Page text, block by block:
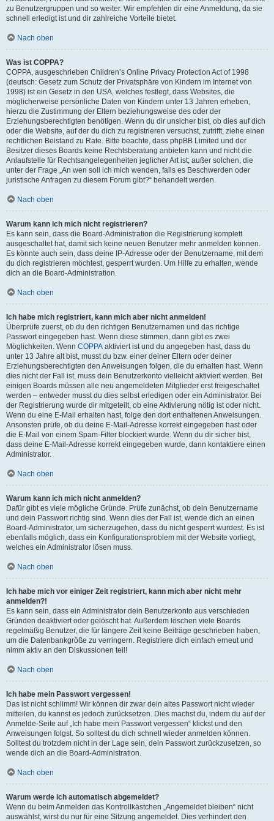
zu Benutzergruppen und so weiter. Wir empfehlen dir eine Anmeldung, da sie
schnell erledigt ist und dir zahlreiche Vorteile bietet.
Nach oben
Was ist COPPA?
COPPA, ausgeschrieben Children’s Online Privacy Protection Act of 1998
(deutsch: Gesetz zum Schutz der Privatsphäre von Kindern im Internet von
1998) ist ein Gesetz in den USA, welches festlegt, dass Websites, die
möglicherweise persönliche Daten von Kindern unter 13 Jahren erheben,
hierzu die Zustimmung der Eltern beziehungsweise des oder der
Erziehungsberechtigten benötigen. Wenn du dir unsicher bist, ob dies auf dich
oder die Website, auf der du dich zu registrieren versuchst, zutrifft, ziehe einen
rechtlichen Beistand zu Rate. Bitte beachte, dass phpBB Limited und der
Besitzer dieses Boards keine Rechtsberatung anbieten kann und nicht die
Anlaufstelle für Rechtsangelegenheiten jeglicher Art ist; außer solchen, die
unter der Frage „An wen soll ich mich wenden, falls es Beschwerden oder
juristische Anfragen zu diesem Forum gibt?“ behandelt werden.
Nach oben
Warum kann ich mich nicht registrieren?
Es kann sein, dass die Board-Administration die Registrierung komplett
ausgeschaltet hat, damit sich keine neuen Benutzer mehr anmelden können.
Es könnte auch sein, dass deine IP-Adresse oder der Benutzername, mit dem
du dich registrieren möchtest, gesperrt wurden. Um Hilfe zu erhalten, wende
dich an die Board-Administration.
Nach oben
Ich habe mich registriert, kann mich aber nicht anmelden!
Überprüfe zuerst, ob du den richtigen Benutzernamen und das richtige
Passwort eingegeben hast. Wenn diese stimmen, dann gibt es zwei
Möglichkeiten. Wenn COPPA aktiviert ist und du angegeben hast, dass du
unter 13 Jahre alt bist, musst du bzw. einer deiner Eltern oder deiner
Erziehungsberechtigten den Anweisungen folgen, die du erhalten hast. Wenn
dies nicht der Fall ist, muss dein Benutzerkonto vielleicht aktiviert werden. Bei
einigen Boards müssen alle neu angemeldeten Mitglieder erst freigeschaltet
werden – entweder musst du dies selbst erledigen oder ein Administrator. Bei
der Registrierung wurde dir mitgeteilt, ob eine Aktivierung nötig ist oder nicht.
Wenn du eine E-Mail erhalten hast, folge den dort enthaltenen Anweisungen.
Ansonsten prüfe, ob du deine E-Mail-Adresse korrekt eingegeben hast oder
die E-Mail von einem Spam-Filter blockiert wurde. Wenn du dir sicher bist,
dass deine E-Mail-Adresse korrekt eingegeben wurde, dann kontaktiere einen
Administrator.
Nach oben
Warum kann ich mich nicht anmelden?
Dafür gibt es viele mögliche Gründe. Prüfe zunächst, ob dein Benutzername
und dein Passwort richtig sind. Wenn dies der Fall ist, wende dich an einen
Board-Administrator, um sicherzugehen, dass du nicht gesperrt wurdest. Es ist
ebenfalls möglich, dass ein Konfigurationsproblem mit der Website vorliegt,
welches ein Administrator lösen muss.
Nach oben
Ich habe mich vor einiger Zeit registriert, kann mich aber nicht mehr
anmelden?!
Es kann sein, dass ein Administrator dein Benutzerkonto aus verschieden
Gründen deaktiviert oder gelöscht hat. Außerdem löschen viele Boards
regelmäßig Benutzer, die für längere Zeit keine Beiträge geschrieben haben,
um die Datenbankgröße zu verringern. Registriere dich einfach erneut und
nimm aktiv an den Diskussionen teil!
Nach oben
Ich habe mein Passwort vergessen!
Das ist nicht schlimm! Wir können dir zwar dein altes Passwort nicht wieder
mitteilen, du kannst es jedoch zurücksetzen. Dies machst du, indem du auf der
Anmelde-Seite auf „Ich habe mein Passwort vergessen“ klickst und den
Anweisungen folgst. So solltest du dich schnell wieder anmelden können.
Solltest du trotzdem nicht in der Lage sein, dein Passwort zurückzusetzen, so
wende dich an die Board-Administration.
Nach oben
Warum werde ich automatisch abgemeldet?
Wenn du beim Anmelden das Kontrollkästchen „Angemeldet bleiben“ nicht
auswählst, wirst du nur für eine Sitzung angemeldet. Dies verhindert den